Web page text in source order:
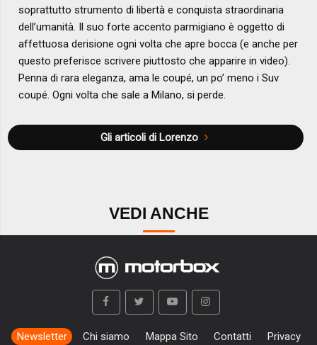
soprattutto strumento di libertà e conquista straordinaria
dell’umanità. Il suo forte accento parmigiano è oggetto di
affettuosa derisione ogni volta che apre bocca (e anche per
questo preferisce scrivere piuttosto che apparire in video).
Penna di rara eleganza, ama le coupé, un po’ meno i Suv
coupé. Ogni volta che sale a Milano, si perde.
Gli articoli di Lorenzo
VEDI ANCHE
Newsletter Chi siamo Mappa Sito Contatti Privacy